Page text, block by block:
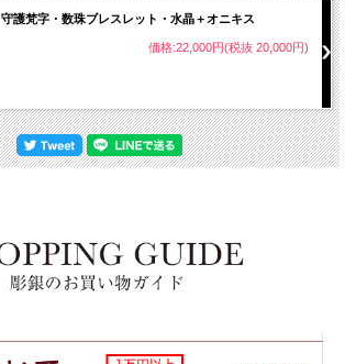
タンゴム×4重
注文いただいてからの製作となりますので、お届けまで約2
いませ。
【お使いになる前にこちらをお読み下さい】
リケートな石ですので、ぶつけたり、落としたり、強い衝撃
守護梵字・数珠ブレスレット・水晶＋オニキス
価格:22,000円(税抜 20,000円)